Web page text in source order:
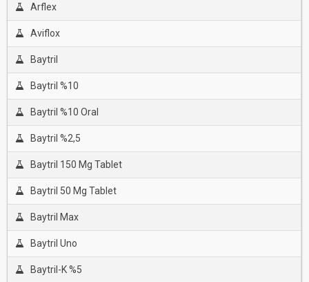
Arflex
Aviflox
Baytril
Baytril %10
Baytril %10 Oral
Baytril %2,5
Baytril 150 Mg Tablet
Baytril 50 Mg Tablet
Baytril Max
Baytril Uno
Baytril-K %5